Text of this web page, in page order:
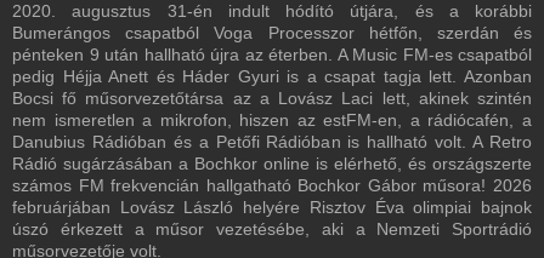
2020. augusztus 31-én indult hódító útjára, és a korábbi
Bumerángos csapatból Voga Processzor hétfőn, szerdán és
pénteken 9 után hallható újra az éterben. A Music FM-es csapatból
pedig Héjja Anett és Háder Gyuri is a csapat tagja lett. Azonban
Bocsi fő műsorvezetőtársa az a Lovász Laci lett, akinek szintén
nem ismeretlen a mikrofon, hiszen az estFM-en, a rádiócafén, a
Danubius Rádióban és a Petőfi Rádióban is hallható volt. A Retro
Rádió sugárzásában a Bochkor online is elérhető, és országszerte
számos FM frekvencián hallgatható Bochkor Gábor műsora! 2026
februárjában Lovász László helyére Risztov Éva olimpiai bajnok
úszó érkezett a műsor vezetésébe, aki a Nemzeti Sportrádió
műsorvezetője volt.